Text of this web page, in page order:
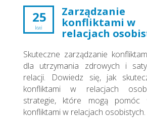
25
kwi
Zarządzanie
konfliktami w
relacjach
Skuteczne zarządzanie
dla utrzymania zdrowych i
relacji. Dowiedz się, jak
konfliktami w relacjach
strategie, które mogą pomóc
konfliktami w relacjach osobistych.